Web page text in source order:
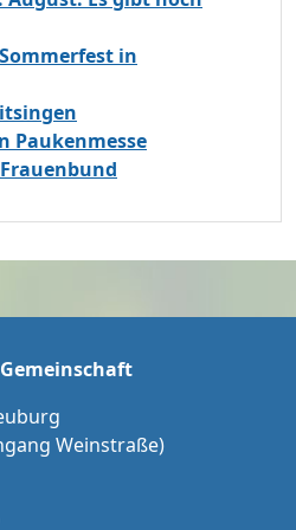
in
Paukenmesse
Weinstraße)